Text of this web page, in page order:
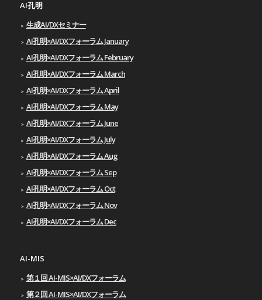
AI孔明
生成AI/DXセミナー
AI孔明×AI/DXフォーラム January
AI孔明×AI/DXフォーラム February
AI孔明×AI/DXフォーラム March
AI孔明×AI/DXフォーラム April
AI孔明×AI/DXフォーラム May
AI孔明×AI/DXフォーラム June
AI孔明×AI/DXフォーラム July
AI孔明×AI/DXフォーラム Aug
AI孔明×AI/DXフォーラム Sep
AI孔明×AI/DXフォーラム Oct
AI孔明×AI/DXフォーラム Nov
AI孔明×AI/DXフォーラム Dec
AI-MIS
第１回 AI-MIS×AI/DXフォーラム
第２回 AI-MIS×AI/DXフォーラム